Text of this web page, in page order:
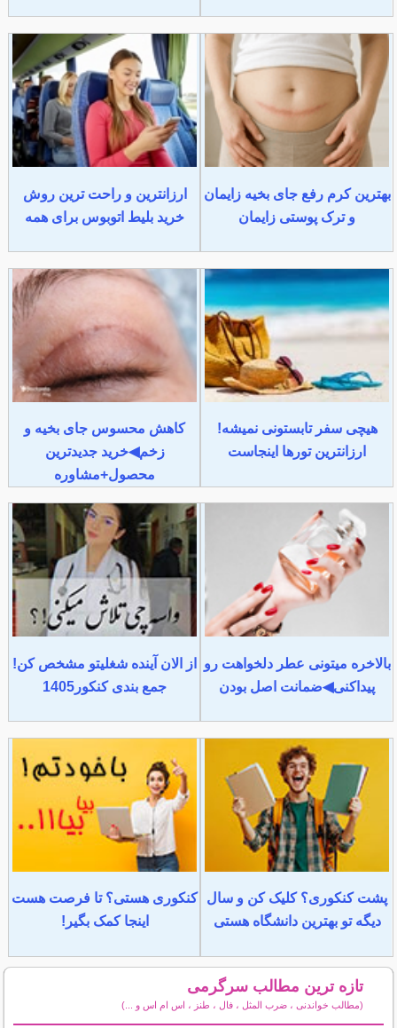
بهترین کرم رفع جای بخیه زایمان
و ترک پوستی زایمان
ارزانترین و راحت ترین روش
خرید بلیط اتوبوس برای همه
هیچی سفر تابستونی نمیشه!
ارزانترین تورها اینجاست
کاهش محسوس جای بخیه و
زخم◀خرید جدیدترین
محصول+مشاوره
بالاخره میتونی عطر دلخواهت رو
پیداکنی◀ضمانت اصل بودن
از الان آینده شغلیتو مشخص کن!
جمع بندی کنکور1405
پشت کنکوری؟ کلیک کن و سال
دیگه تو بهترین دانشگاه هستی
کنکوری هستی؟ تا فرصت هست
اینجا کمک بگیر!
تازه ترین مطالب سرگرمی
(مطالب خواندنی ، ضرب المثل ، فال ، طنز ، اس ام اس و ...)